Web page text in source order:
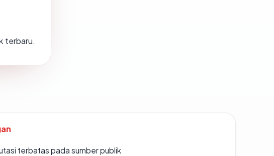
terbaru.
terbatas pada sumber publik